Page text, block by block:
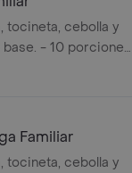
tocineta, cebolla y
- 10 porciones.
Sazonador
Familiar
tocineta, cebolla y